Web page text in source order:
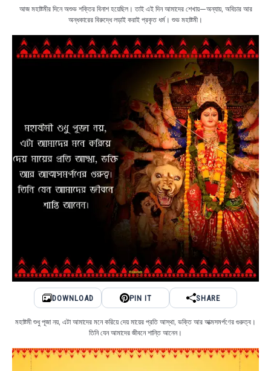
আজ মহাষ্টমীর দিনে অশুভ শক্তির বিনাশ হয়েছিল। তাই এই দিন আমাদের শেখায়—অন্যায়, অবিচার আর
অন্ধকারের বিরুদ্ধে লড়াই করাই প্রকৃত ধর্ম। শুভ মহাষ্টমী।
DOWNLOAD PIN IT SHARE
মহাষ্টমী শুধু পূজা নয়, এটা আমাদের মনে করিয়ে দেয় মায়ের প্রতি আস্থা, ভক্তি আর আত্মসমর্পণের গুরুত্ব।
তিনি যেন আমাদের জীবনে শান্তি আনেন।